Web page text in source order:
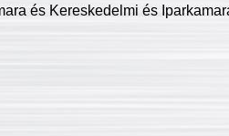
és Kereskedelmi és